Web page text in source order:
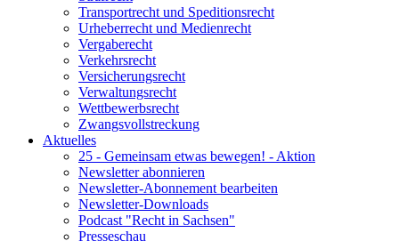
Transportrecht und Speditionsrecht
Urheberrecht und Medienrecht
Vergaberecht
Verkehrsrecht
Versicherungsrecht
Verwaltungsrecht
Wettbewerbsrecht
Zwangsvollstreckung
Aktuelles
25 - Gemeinsam etwas bewegen! - Aktion
Newsletter abonnieren
Newsletter-Abonnement bearbeiten
Newsletter-Downloads
Podcast "Recht in Sachsen"
Presseschau